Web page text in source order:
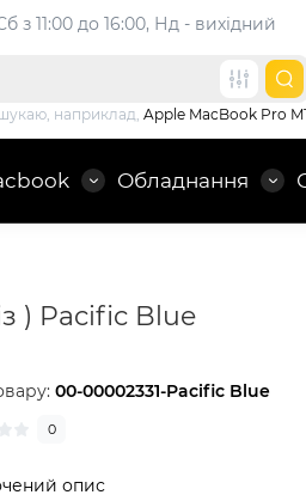
з 11:00 до 16:00, Нд - вихідний
наприклад, Apple MacBook Pro
Обладнання
) Pacific Blue
00-00002331-Pacific Blue
0
опис